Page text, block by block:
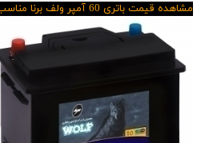
مشاهده قیمت باتری 60 آمپر ولف برنا مناسب